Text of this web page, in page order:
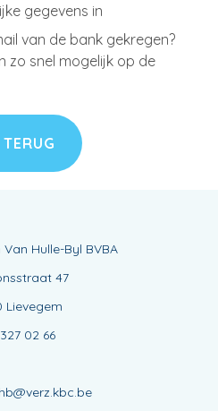
gegevens in
van de bank gekregen?
zo snel mogelijk op de
TERUG
Hulle-Byl BVBA
47
Lievegem
02 66